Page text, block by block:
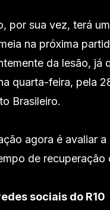
por sua vez, terá
na próxima
da lesão, já
quarta-feira, pela
Brasileiro.
agora é avaliar a
de recuperação
sociais do R10